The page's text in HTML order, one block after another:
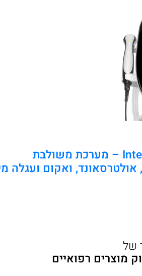
Intelect Mobile 2 COMBO – מערכת משולבת
ואקום ועגלה
של
מוצרים רפואיים